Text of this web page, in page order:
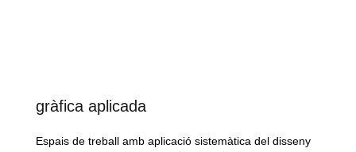
gràfica aplicada
Espais de treball amb aplicació sistemàtica del disseny